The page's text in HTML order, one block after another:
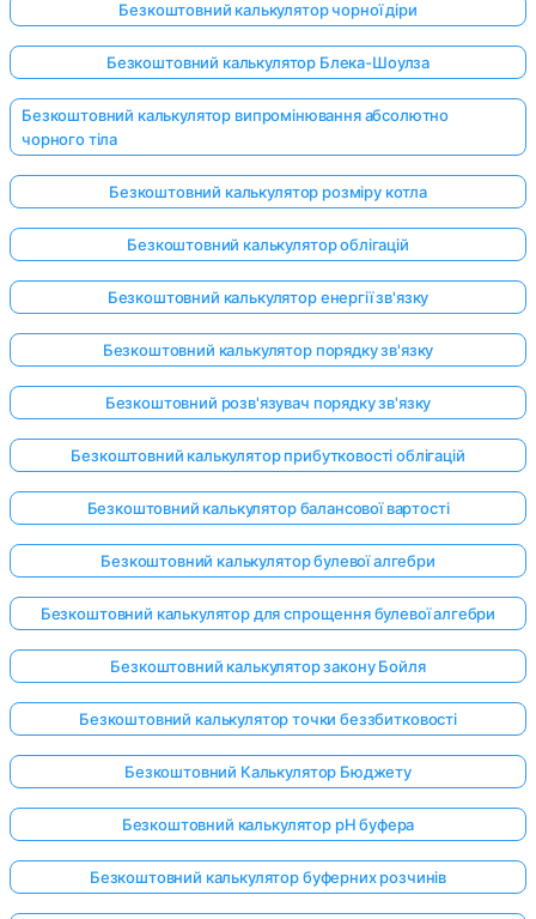
Безкоштовний калькулятор чорної діри
Безкоштовний калькулятор Блека-Шоулза
Безкоштовний калькулятор випромінювання абсолютно
чорного тіла
Безкоштовний калькулятор розміру котла
Безкоштовний калькулятор облігацій
Безкоштовний калькулятор енергії зв'язку
Безкоштовний калькулятор порядку зв'язку
Безкоштовний розв'язувач порядку зв'язку
Безкоштовний калькулятор прибутковості облігацій
Безкоштовний калькулятор балансової вартості
Безкоштовний калькулятор булевої алгебри
Безкоштовний калькулятор для спрощення булевої алгебри
Безкоштовний калькулятор закону Бойля
Безкоштовний калькулятор точки беззбитковості
Безкоштовний Калькулятор Бюджету
Безкоштовний калькулятор pH буфера
Безкоштовний калькулятор буферних розчинів